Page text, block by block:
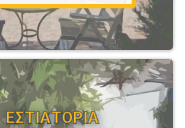
ΕΣΤΙΑΤΟΡΙΑ